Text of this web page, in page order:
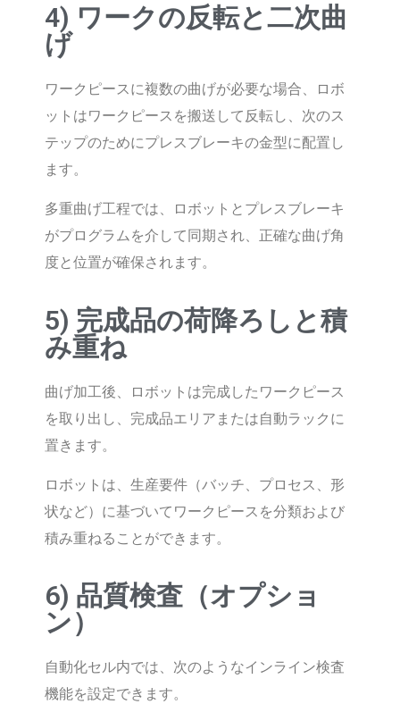
4) ワークの反転と二次曲
げ
ワークピースに複数の曲げが必要な場合、ロボ
ットはワークピースを搬送して反転し、次のス
テップのためにプレスブレーキの金型に配置し
ます。
多重曲げ工程では、ロボットとプレスブレーキ
がプログラムを介して同期され、正確な曲げ角
度と位置が確保されます。
5) 完成品の荷降ろしと積
み重ね
曲げ加工後、ロボットは完成したワークピース
を取り出し、完成品エリアまたは自動ラックに
置きます。
ロボットは、生産要件（バッチ、プロセス、形
状など）に基づいてワークピースを分類および
積み重ねることができます。
6) 品質検査（オプショ
ン）
自動化セル内では、次のようなインライン検査
機能を設定できます。